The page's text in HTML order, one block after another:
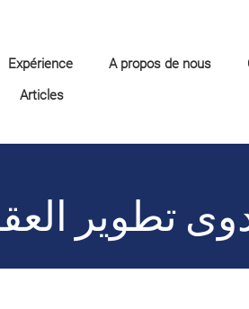
Expérience A propos de nous
Articles
تطوير